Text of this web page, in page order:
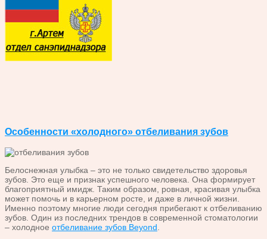
Особенности «холодного» отбеливания зубов
Белоснежная улыбка – это не только свидетельство здоровья
зубов. Это еще и признак успешного человека. Она формирует
благоприятный имидж. Таким образом, ровная, красивая улыбка
может помочь и в карьерном росте, и даже в личной жизни.
Именно поэтому многие люди сегодня прибегают к отбеливанию
зубов. Один из последних трендов в современной стоматологии
– холодное отбеливание зубов Beyond